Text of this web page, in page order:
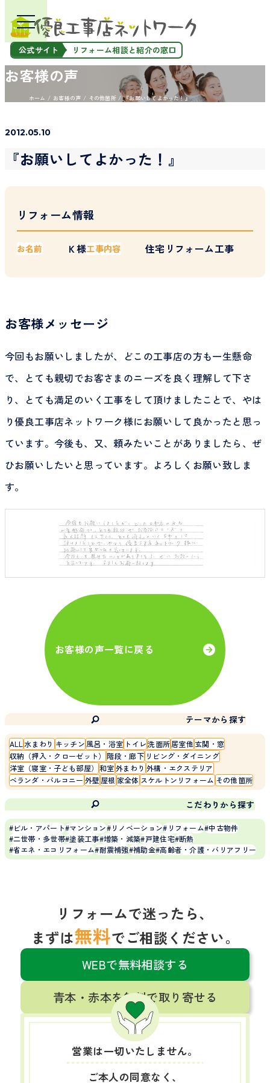
公式サイト リフォーム相談と紹介の窓口
お客様の声
ホーム お客様の声 その他箇所 『お願いしてよかった！』
2012.05.10
『お願いしてよかった！』
リフォーム情報
お名前 Ｋ様工事内容 住宅リフォーム工事
お客様メッセージ
今回もお願いしましたが、どこの工事店の方も一生懸命
で、とても親切でお客さまのニーズを良く理解して下さ
り、とても満足のいく工事をして頂けましたことで、やは
り優良工事店ネットワーク様にお願いして良かったと思っ
ています。今後も、又、頼みたいことがありましたら、ぜ
ひお願いしたいと思っています。よろしくお願い致しま
す。
お客様の声一覧に戻る
テーマから探す
ALL水まわり キッチン風呂・浴室 トイレ洗面所居室他玄関・窓
収納（押入・クローゼット）階段・廊下リビング・ダイニング
洋室（寝室・子ども部屋）和室外まわり 外構・エクステリア
ベランダ・バルコニー 外壁屋根 家全体 スケルトンリフォーム その他箇所
こだわりから探す
ビル・アパート マンション リノベーション リフォーム 中古物件
二世帯・多世帯 塗装工事 増築・減築 戸建住宅 断熱
省エネ・エコリフォーム 耐震補強 補助金 高齢者・介護・バリアフリー
リフォームで迷ったら、
まずは無料でご相談ください。
営業は一切いたしません。
ご本人の同意なく、
WEBで無料相談する
青本・赤本を無料で取り寄せる